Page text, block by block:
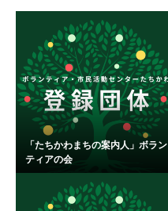
「たちかわまちの案内人」ボラン
ティアの会